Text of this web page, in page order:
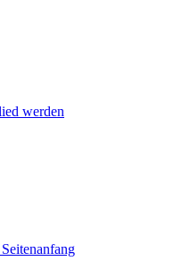
werden